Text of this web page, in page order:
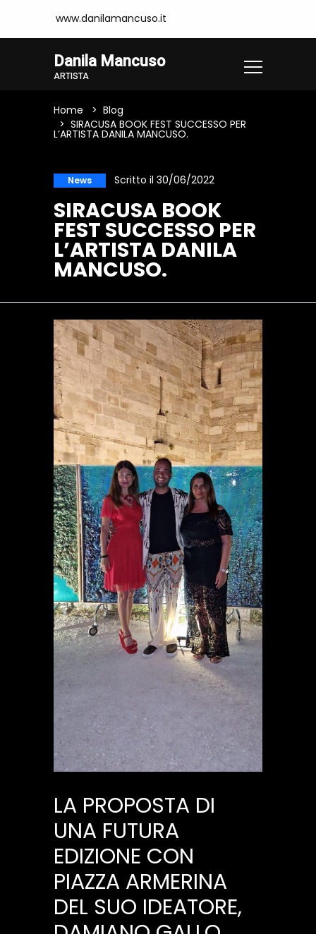
www.danilamancuso.it
Danila Mancuso
ARTISTA
Home
Blog
SIRACUSA BOOK FEST SUCCESSO PER
L’ARTISTA DANILA MANCUSO.
News Scritto il 30/06/2022
SIRACUSA BOOK
FEST SUCCESSO PER
L’ARTISTA DANILA
MANCUSO.
LA PROPOSTA DI
UNA FUTURA
EDIZIONE CON
PIAZZA ARMERINA
DEL SUO IDEATORE,